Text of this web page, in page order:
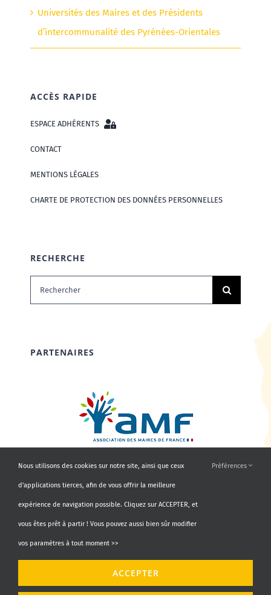
Universités des Maires et des Présidents
d’intercommunalité des Pyrénées-Orientales
ACCÈS RAPIDE
ESPACE ADHÉRENTS
CONTACT
MENTIONS LÉGALES
CHARTE DE PROTECTION DES DONNÉES PERSONNELLES
RECHERCHE
Rechercher:
PARTENAIRES
Nous utilisons des cookies sur notre site, ainsi que ceux
d'applications tierces, afin de vous offrir la meilleure
expérience de navigation possible. Cliquez sur ACCEPTER, et
vous êtes prêt à partir ! Vous pouvez aussi bien sûr modifier
vos paramètres à tout moment >>
Préférences
ACCEPTER